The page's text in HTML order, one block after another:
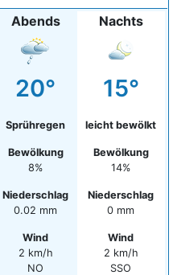
Abends
20°
Sprühregen
Bewölkung
8%
Niederschlag
0.02 mm
Wind
2 km/h
NO
Nachts
15°
leicht bewölkt
Bewölkung
14%
Niederschlag
0 mm
Wind
2 km/h
SSO